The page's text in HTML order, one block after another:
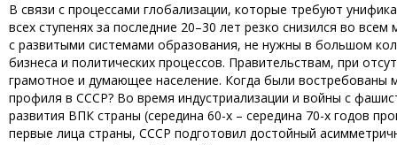
В связи с процессами глобализации, которые требуют
всех ступенях за последние 20–30 лет резко снизился во
с развитыми системами образования, не нужны в большом
бизнеса и политических процессов. Правительствам, при
грамотное и думающее население. Когда были востребованы
профиля в СССР? Во время индустриализации и войны с
развития ВПК страны (середина 60-x – середина 70-х годов
первые лица страны, СССР подготовил достойный